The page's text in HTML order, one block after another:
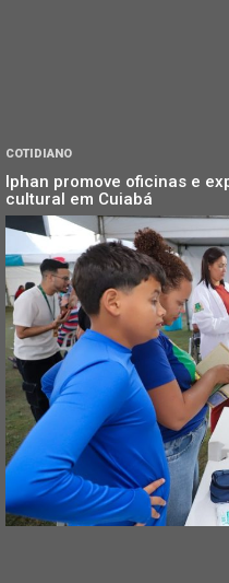
COTIDIANO
Iphan promove oficinas e
cultural em Cuiabá